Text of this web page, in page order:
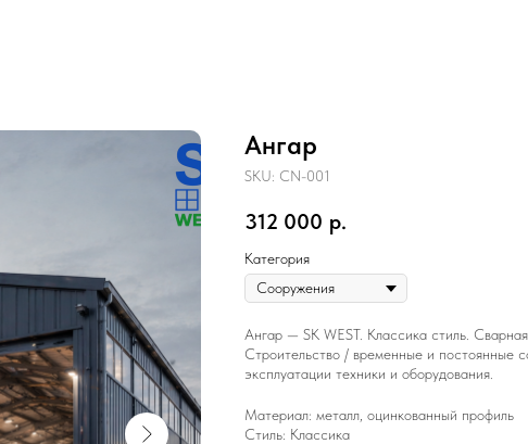
Ангар
SKU: CN-001
312 000 р.
Категория
Ангар — SK WEST. Классика стиль.
Строительство / временные и постоянные
эксплуатации техники и оборудования.
Материал: металл, оцинкованный профиль
Стиль: Классика